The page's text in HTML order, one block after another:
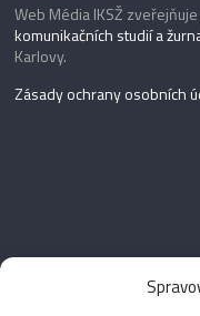
Web Média IKSŽ
komunikačních studií a
Karlovy.
Zásady ochrany osobních